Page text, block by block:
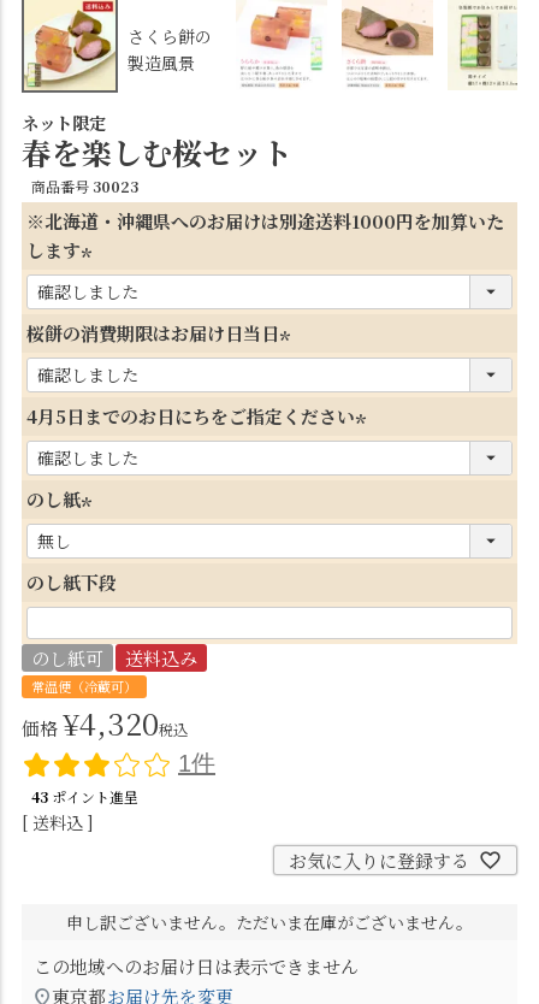
さくら餅の
製造風景
ネット限定
春を楽しむ桜セット
商品番号 30023
※北海道・沖縄県へのお届けは別途送料1000円を加算いた
します
必
須
)
桜餅の消費期限はお届け日当日
必
須
4月5日までのお日にちをご指定ください
必
のし紙
必
須
のし紙下段
のし紙可 送料込み
常温便（冷蔵可）
価格¥4,320税込
1件
43 ポイント進呈
送料込
お気に入りに登録する
申し訳ございません。ただいま在庫がございません。
この地域へのお届け日は表示できません
東京都お届け先を変更